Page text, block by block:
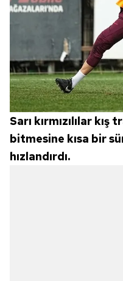
Sarı kırmızılılar
bitmesine kısa bir
hızlandırdı.